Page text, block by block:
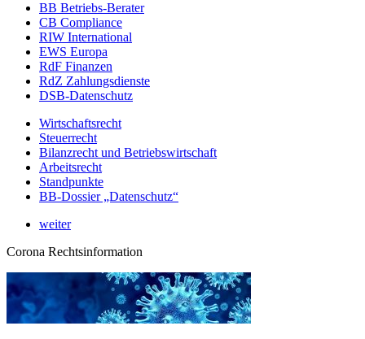
BB Betriebs-Berater
CB Compliance
RIW International
EWS Europa
RdF Finanzen
RdZ Zahlungsdienste
DSB-Datenschutz
Wirtschaftsrecht
Steuerrecht
Bilanzrecht und Betriebswirtschaft
Arbeitsrecht
Standpunkte
BB-Dossier „Datenschutz“
weiter
Corona Rechtsinformation